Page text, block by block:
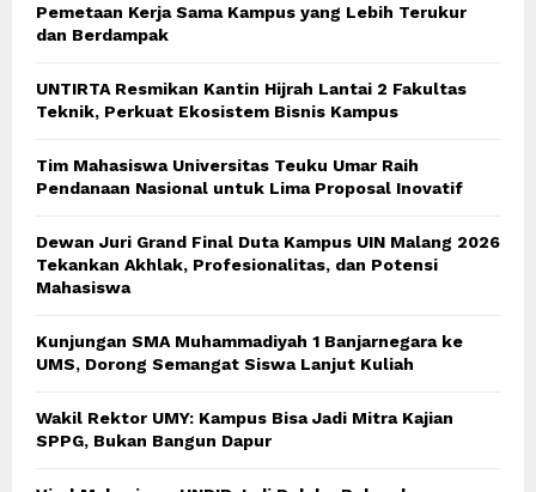
Pemetaan Kerja Sama Kampus yang Lebih Terukur
dan Berdampak
UNTIRTA Resmikan Kantin Hijrah Lantai 2 Fakultas
Teknik, Perkuat Ekosistem Bisnis Kampus
Tim Mahasiswa Universitas Teuku Umar Raih
Pendanaan Nasional untuk Lima Proposal Inovatif
Dewan Juri Grand Final Duta Kampus UIN Malang 2026
Tekankan Akhlak, Profesionalitas, dan Potensi
Mahasiswa
Kunjungan SMA Muhammadiyah 1 Banjarnegara ke
UMS, Dorong Semangat Siswa Lanjut Kuliah
Wakil Rektor UMY: Kampus Bisa Jadi Mitra Kajian
SPPG, Bukan Bangun Dapur